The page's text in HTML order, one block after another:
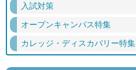
入試対策
オープンキャンパス特集
カレッジ・ディスカバリー特集